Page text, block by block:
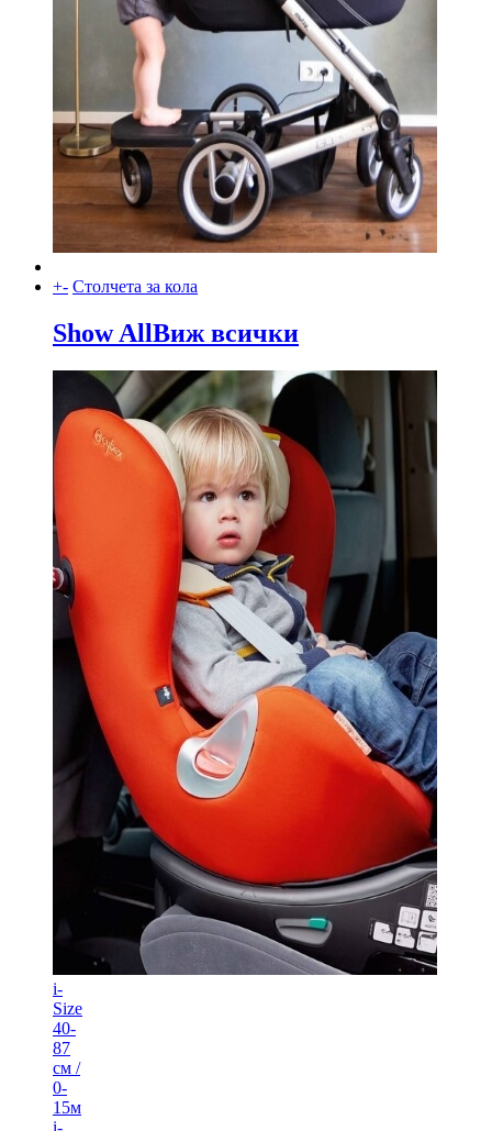
+- Столчета за кола
Show AllВиж всички
i-
Size
40-
87
см /
0-
15м
i-